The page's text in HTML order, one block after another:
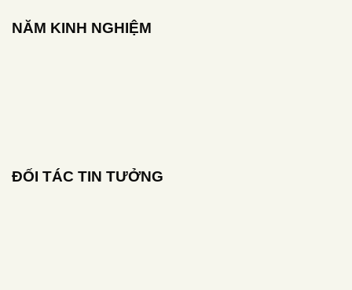
NĂM KINH NGHIỆM
ĐỐI TÁC TIN TƯỞNG